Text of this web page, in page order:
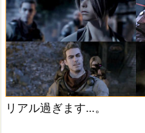
リアル過ぎます…。